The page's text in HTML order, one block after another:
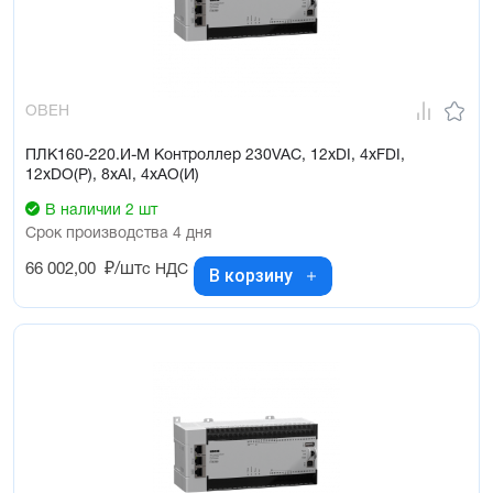
ОВЕН
ПЛК160-220.И-М Контроллер 230VAC, 12xDI, 4xFDI,
12xDO(Р), 8xAI, 4xAO(И)
В наличии 2 шт
Срок производства 4 дня
66 002,00 ₽/штс НДС В корзину